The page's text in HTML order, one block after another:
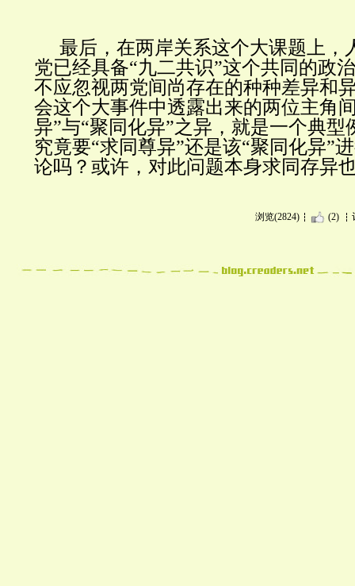
最后，在两岸关系这个大课题上，
党已经具备“九二共识”这个共同的政
不应忽视两党间尚存在的种种差异和
会这个大事件中透露出来的两位主角
异”与“聚同化异”之异，就是一个典型
究竟要“求同尊异”还是该“聚同化异”
论吗？或许，对此问题本身求同存异
浏览(2824) (2)